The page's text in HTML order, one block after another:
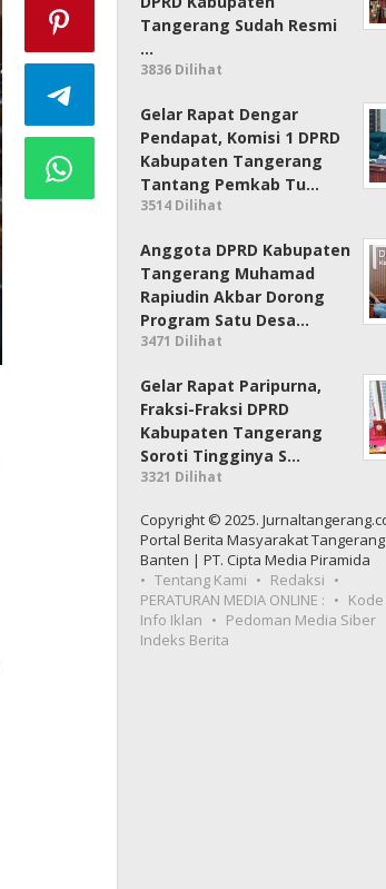
Tangerang Sudah Resmi
…
3836 Dilihat
Gelar Rapat Dengar
Pendapat, Komisi 1 DPRD
Kabupaten Tangerang
Tantang Pemkab Tu…
3514 Dilihat
Anggota DPRD Kabupaten
Tangerang Muhamad
Rapiudin Akbar Dorong
Program Satu Desa…
3471 Dilihat
Gelar Rapat Paripurna,
Fraksi-Fraksi DPRD
Kabupaten Tangerang
Soroti Tingginya S…
3321 Dilihat
Copyright © 2025.
Portal Berita Masyarakat
Banten | PT. Cipta Media Piramida
Tentang Kami
Redaksi
PERATURAN MEDIA ONLINE :
Kode
Info Iklan
Pedoman Media Siber
Indeks Berita